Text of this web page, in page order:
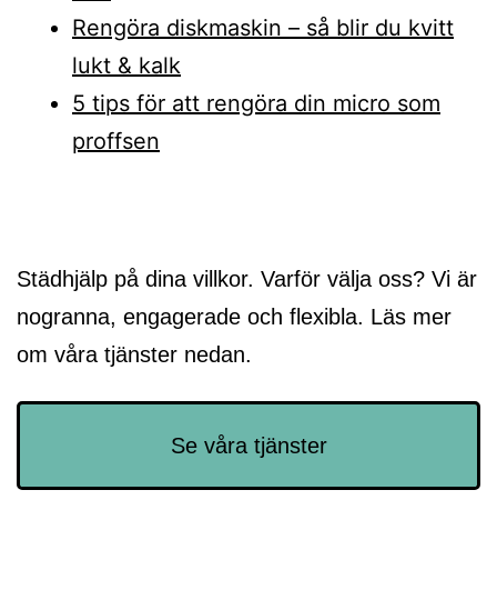
Rengöra diskmaskin – så blir du kvitt
lukt & kalk
5 tips för att rengöra din micro som
proffsen
Inläggsnavigering
Städhjälp på dina villkor. Varför välja oss? Vi är
nogranna, engagerade och flexibla. Läs mer
om våra tjänster nedan.
Se våra tjänster